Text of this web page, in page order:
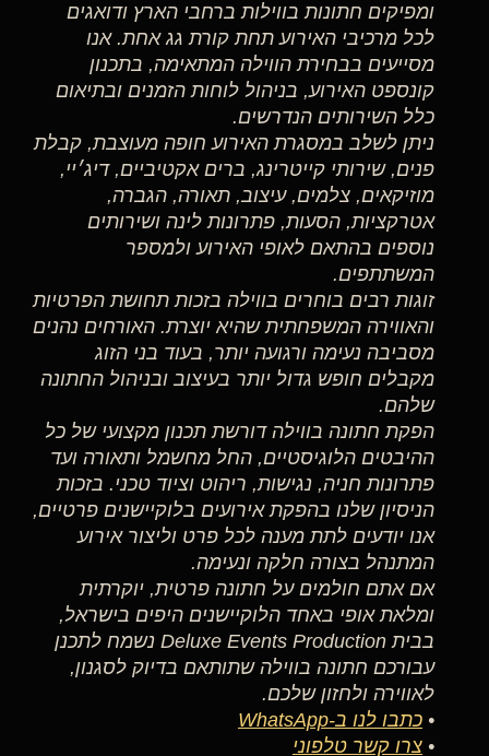
ומפיקים חתונות בווילות ברחבי הארץ ודואגים
לכל מרכיבי האירוע תחת קורת גג אחת. אנו
מסייעים בבחירת הווילה המתאימה, בתכנון
קונספט האירוע, בניהול לוחות הזמנים ובתיאום
כלל השירותים הנדרשים.
ניתן לשלב במסגרת האירוע חופה מעוצבת, קבלת
פנים, שירותי קייטרינג, ברים אקטיביים, דיג׳יי,
מוזיקאים, צלמים, עיצוב, תאורה, הגברה,
אטרקציות, הסעות, פתרונות לינה ושירותים
נוספים בהתאם לאופי האירוע ולמספר
המשתתפים.
זוגות רבים בוחרים בווילה בזכות תחושת הפרטיות
והאווירה המשפחתית שהיא יוצרת. האורחים נהנים
מסביבה נעימה ורגועה יותר, בעוד בני הזוג
מקבלים חופש גדול יותר בעיצוב ובניהול החתונה
שלהם.
הפקת חתונה בווילה דורשת תכנון מקצועי של כל
ההיבטים הלוגיסטיים, החל מחשמל ותאורה ועד
פתרונות חניה, נגישות, ריהוט וציוד טכני. בזכות
הניסיון שלנו בהפקת אירועים בלוקיישנים פרטיים,
אנו יודעים לתת מענה לכל פרט וליצור אירוע
המתנהל בצורה חלקה ונעימה.
אם אתם חולמים על חתונה פרטית, יוקרתית
ומלאת אופי באחד הלוקיישנים היפים בישראל,
בבית Deluxe Events Production נשמח לתכנן
עבורכם חתונה בווילה שתותאם בדיוק לסגנון,
לאווירה ולחזון שלכם.
• כתבו לנו ב-WhatsApp
• צרו קשר טלפוני